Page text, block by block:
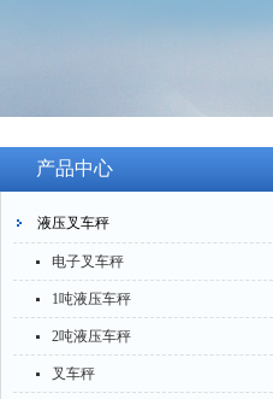
产品中心
液压叉车秤
电子叉车秤
1吨液压车秤
2吨液压车秤
叉车秤